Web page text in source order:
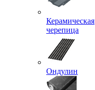
Керамическая
черепица
Ондулин